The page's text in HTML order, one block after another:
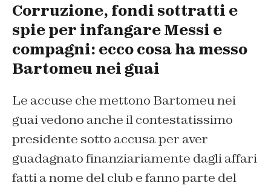
Corruzione, fondi sottratti e
spie per infangare Messi e
compagni: ecco cosa ha messo
Bartomeu nei guai
Le accuse che mettono Bartomeu nei
guai vedono anche il contestatissimo
presidente sotto accusa per aver
guadagnato finanziariamente dagli affari
fatti a nome del club e fanno parte del